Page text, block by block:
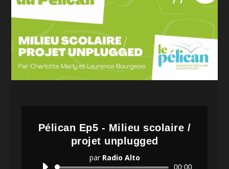
Pélican Ep5 - Milieu scolaire /
projet unplugged
par Radio Alto
Lecteur
00:00